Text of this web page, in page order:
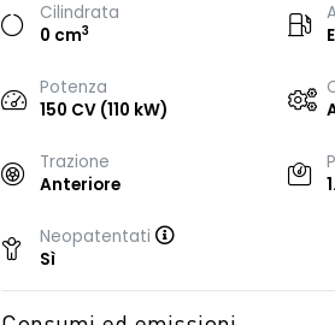
Cilindrata
0 cm3
Potenza
150 CV (110 kW)
Trazione
Anteriore
Neopatentati
Sì